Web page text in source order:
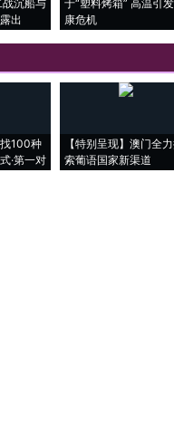
沉船与
出
于“塑料烤箱” 高温引
康危机
找100种
·第一对
【特别呈现】澳门全
索葡语国家新渠道